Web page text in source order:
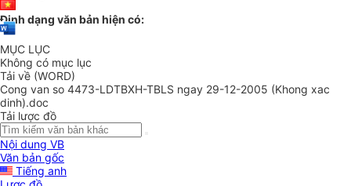
Định dạng văn bản hiện có:
MỤC LỤC
Không có mục lục
Tải về (WORD)
Cong van so 4473-LDTBXH-TBLS ngay 29-12-2005 (Khong xac
dinh).doc
Tải lược đồ
Nội dung VB
Văn bản gốc
Tiếng anh